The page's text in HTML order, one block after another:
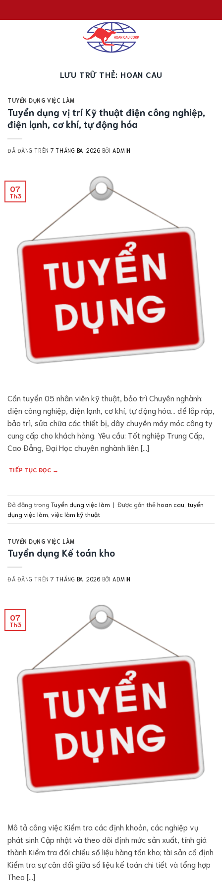
đến
LƯU TRỮ THẺ: HOAN CAU
TUYỂN DỤNG VIỆC LÀM
Tuyển dụng vị trí Kỹ thuật điện công nghiệp,
điện lạnh, cơ khí, tự động hóa
ĐÃ ĐĂNG TRÊN7 THÁNG BA, 2026 BỞI ADMIN
07
Th3
Cần tuyển 05 nhân viên kỹ thuật, bảo trì Chuyên nghành:
điện công nghiệp, điện lạnh, cơ khí, tự động hóa… để lắp ráp,
bảo trì, sửa chữa các thiết bị, dây chuyền máy móc công ty
cung cấp cho khách hàng. Yêu cầu: Tốt nghiệp Trung Cấp,
Cao Đẳng, Đại Học chuyên nghành liên […]
TIẾP TỤC ĐỌC →
Đã đăng trong Tuyển dụng việc làm | Được gắn thẻhoan cau tuyển
dụng việc làm việc làm kỹ thuật
TUYỂN DỤNG VIỆC LÀM
Tuyển dụng Kế toán kho
ĐÃ ĐĂNG TRÊN7 THÁNG BA, 2026 BỞI ADMIN
07
Th3
Mô tả công việc Kiểm tra các định khoản, các nghiệp vụ
phát sinh Cập nhật và theo dõi định mức sản xuất, tính giá
thành Kiểm tra đối chiếu số liệu hàng tồn kho; tài sản cố định
Kiểm tra sự cân đối giữa số liệu kế toán chi tiết và tổng hợp
Theo […]